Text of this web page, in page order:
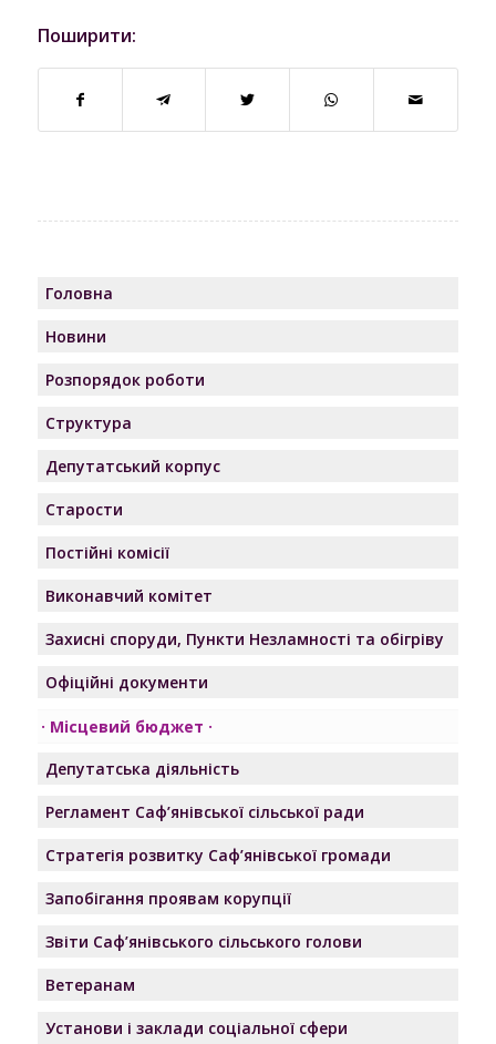
Поширити:
Головна
Новини
Розпорядок роботи
Структура
Депутатський корпус
Старости
Постійні комісії
Виконавчий комітет
Захисні споруди, Пункти Незламності та обігріву
Офіційні документи
Місцевий бюджет
Депутатська діяльність
Регламент Саф’янівської сільської ради
Стратегія розвитку Саф’янівської громади
Запобігання проявам корупції
Звіти Саф’янівського сільського голови
Ветеранам
Установи і заклади соціальної сфери